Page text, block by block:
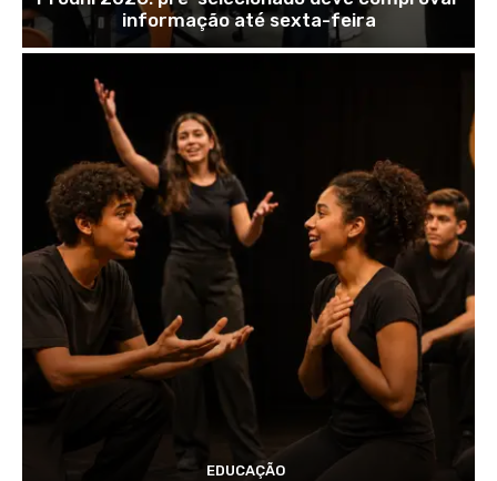
informação até sexta-feira
EDUCAÇÃO